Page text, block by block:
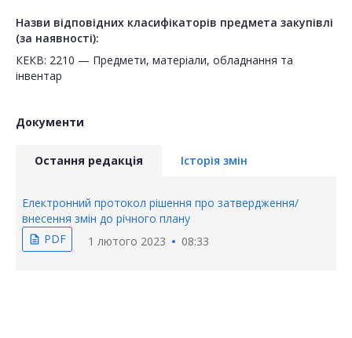
Назви відповідних класифікаторів предмета закупівлі
(за наявності):
КЕКВ: 2210 — Предмети, матеріали, обладнання та
інвентар
Документи
Остання редакція Історія змін
Електронний протокол рішення про затвердження/
внесення змін до річного плану
description PDF 1 лютого 2023 08:33